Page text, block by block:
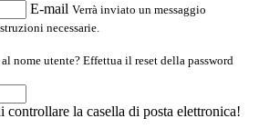
E-mail Verrà inviato un messaggio
necessarie.
nome utente? Effettua il reset della password
controllare la casella di posta elettronica!